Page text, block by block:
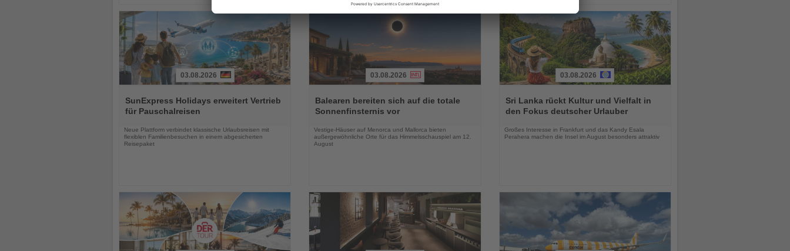
Sie
die
03.08.2026
SunExpress Holidays erweitert Vertrieb
für Pauschalreisen
Neue Plattform verbindet klassische Urlaubsreisen mit
flexiblen Familienbesuchen in einem abgesicherten
Reisepaket
Sie
die
03.08.2026
Balearen bereiten sich auf die totale
Sonnenfinsternis vor
Vestige-Häuser auf Menorca und Mallorca bieten
außergewöhnliche Orte für das Himmelsschauspiel am 12.
August
Sie
die
03.08.2026
Sri Lanka rückt Kultur und Vielfalt in
den Fokus deutscher Urlauber
Großes Interesse in Frankfurt und das Kandy Esala
Perahera machen die Insel im August besonders attraktiv